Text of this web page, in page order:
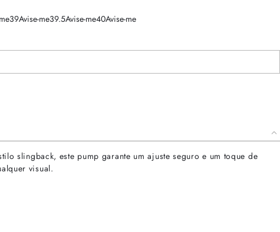
39Avise-me39.5Avise-me40Avise-me
slingback, este pump garante um ajuste seguro e um toque de
visual.